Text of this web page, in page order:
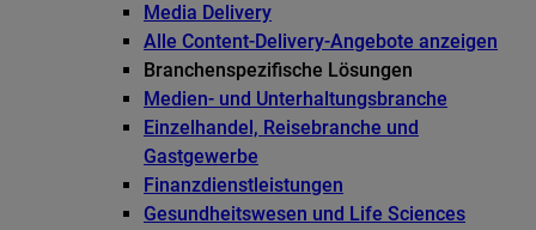
Media Delivery
Alle Content-Delivery-Angebote anzeigen
Branchenspezifische Lösungen
Medien- und Unterhaltungsbranche
Einzelhandel, Reisebranche und
Gastgewerbe
Finanzdienstleistungen
Gesundheitswesen und Life Sciences